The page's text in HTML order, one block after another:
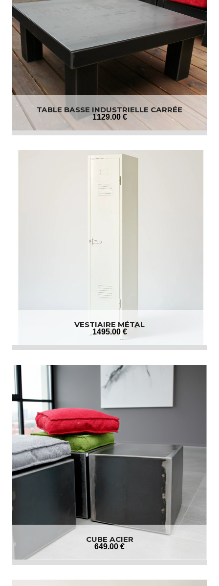
TABLE BASSE INDUSTRIELLE CARRÉE
1129.00 €
VESTIAIRE MÉTAL
1495.00 €
CUBE ACIER
649.00 €